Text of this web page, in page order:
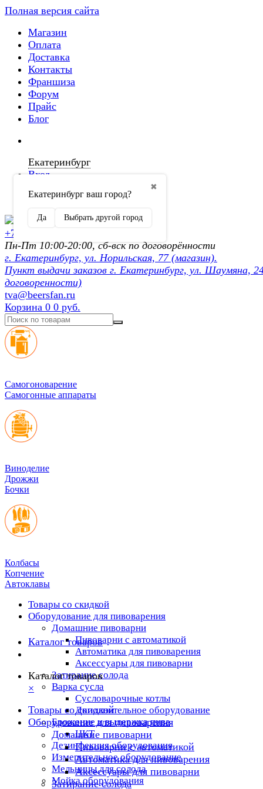
Полная версия сайта
Магазин
Оплата
Доставка
Контакты
Франшиза
Форум
Прайс
Блог
Екатеринбург
✖
Екатеринбург ваш город?
Да Выбрать другой город
Вход
Регистрация
+7 (902) 872-54-70
Пн-Пт 10:00-20:00, сб-вск по договорённости
г. Екатеринбург, ул. Норильская, 77 (магазин).
Пункт выдачи заказов г. Екатеринбург, ул. Шаумяна,
договоренности)
tva@beersfan.ru
Корзина 0 0 руб.
Cамогоноварение
Самогонные аппараты
Виноделие
Дрожжи
Бочки
Колбасы
Копчение
Автоклавы
Товары со скидкой
Оборудование для пивоварения
Домашние пивоварни
Пивоварни с автоматикой
Автоматика для пивоварения
Аксессуары для пивоварни
Затирание солода
Варка сусла
Cусловарочные котлы
Дополнительное оборудование
Брожение и выдержка пива
ЦКТ
Дезинфекция оборудования
Измерительное оборудование
Мельницы для солода
Мойка оборудования
Каталог товаров
Каталог товаров
×
Товары со скидкой
Оборудование для пивоварения
Домашние пивоварни
Пивоварни с автоматикой
Автоматика для пивоварения
Аксессуары для пивоварни
Затирание солода